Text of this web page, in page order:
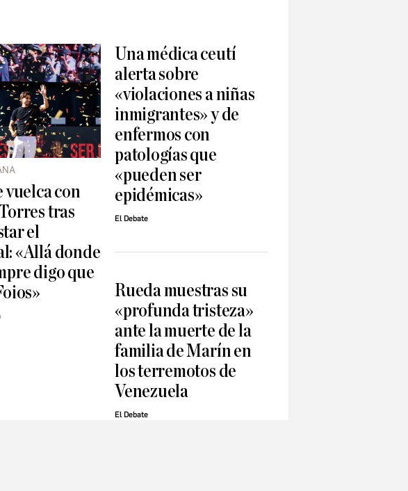
vuelca con
tras
el
«Allá donde
digo que
Una médica ceutí
alerta sobre
«violaciones a niñas
inmigrantes» y de
enfermos con
patologías que
«pueden ser
epidémicas»
El Debate
Rueda muestras su
«profunda tristeza»
ante la muerte de la
familia de Marín en
los terremotos de
Venezuela
El Debate